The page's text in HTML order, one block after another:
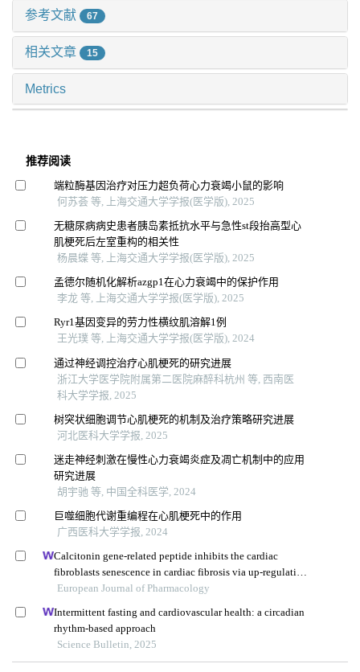
参考文献 67
相关文章 15
Metrics
推荐阅读
端粒酶基因治疗对压力超负荷心力衰竭小鼠的影响
何苏荟 等, 上海交通大学学报(医学版), 2025
无糖尿病病史患者胰岛素抵抗水平与急性st段抬高型心
肌梗死后左室重构的相关性
杨晨蝶 等, 上海交通大学学报(医学版), 2025
孟德尔随机化解析azgp1在心力衰竭中的保护作用
李龙 等, 上海交通大学学报(医学版), 2025
Ryr1基因变异的劳力性横纹肌溶解1例
王光璞 等, 上海交通大学学报(医学版), 2024
通过神经调控治疗心肌梗死的研究进展
浙江大学医学院附属第二医院麻醉科杭州 等, 西南医
科大学学报, 2025
树突状细胞调节心肌梗死的机制及治疗策略研究进展
河北医科大学学报, 2025
迷走神经刺激在慢性心力衰竭炎症及凋亡机制中的应用
研究进展
胡宇驰 等, 中国全科医学, 2024
巨噬细胞代谢重编程在心肌梗死中的作用
广西医科大学学报, 2024
Calcitonin gene-related peptide inhibits the cardiac
fibroblasts senescence in cardiac fibrosis via up-regulating
klotho expression
European Journal of Pharmacology
Intermittent fasting and cardiovascular health: a circadian
rhythm-based approach
Science Bulletin, 2025